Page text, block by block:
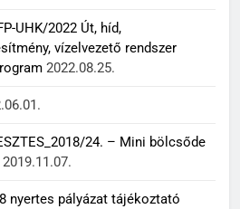
UHK/2022 Út, híd,
vízelvezető rendszer
2022.08.25.
24. – Mini bölcsőde
2019.11.07.
nyertes pályázat tájékoztató